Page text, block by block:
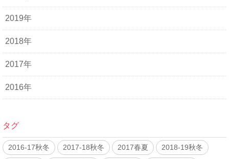
2019年
2018年
2017年
2016年
タグ
2016-17秋冬 2017-18秋冬 2017春夏 2018-19秋冬